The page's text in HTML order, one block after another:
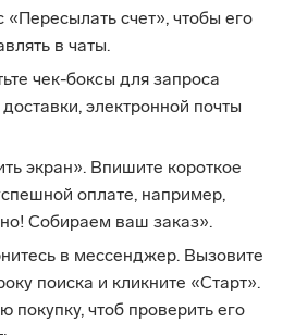
«Пересылать счет», чтобы его
в чаты.
чек-боксы для запроса
электронной почты
экран». Впишите короткое
оплате, например,
Собираем ваш заказ».
в мессенджер. Вызовите
поиска и кликните «Старт».
покупку, чтоб проверить его